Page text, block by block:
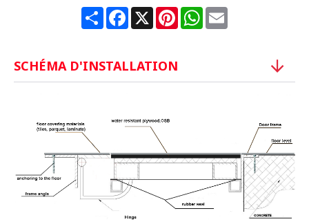
ShareFacebook
X PinterestWhatsApp
Email
SCHÉMA D'INSTALLATION